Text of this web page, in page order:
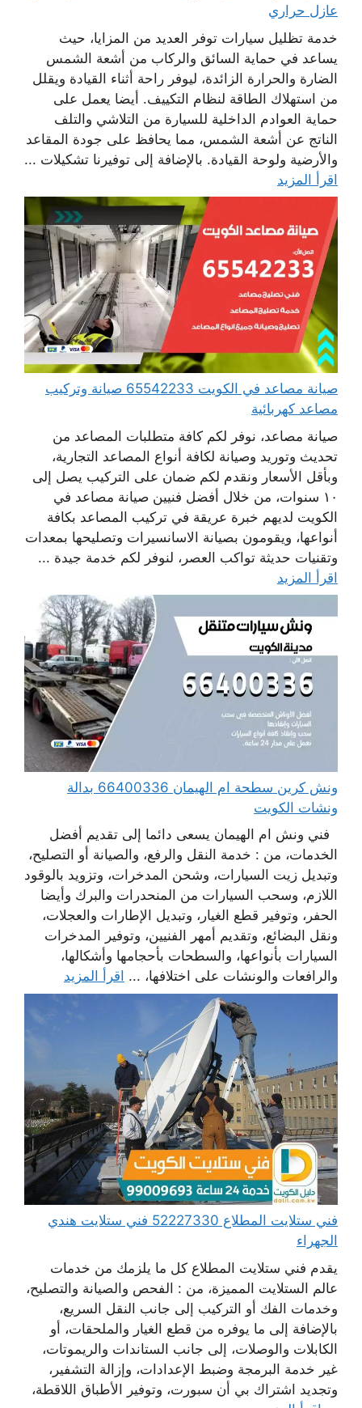
عازل حراري
خدمة تظليل سيارات توفر العديد من المزايا، حيث
يساعد في حماية السائق والركاب من أشعة الشمس
الضارة والحرارة الزائدة، ليوفر راحة أثناء القيادة ويقلل
من استهلاك الطاقة لنظام التكييف. أيضا يعمل على
حماية العوادم الداخلية للسيارة من التلاشي والتلف
الناتج عن أشعة الشمس، مما يحافظ على جودة المقاعد
والأرضية ولوحة القيادة. بالإضافة إلى توفيرنا تشكيلات ...
اقرأ المزيد
صيانة مصاعد في الكويت 65542233 صيانة وتركيب
مصاعد كهربائية
صيانة مصاعد، نوفر لكم كافة متطلبات المصاعد من
تحديث وتوريد وصيانة لكافة أنواع المصاعد التجارية،
وبأقل الأسعار ونقدم لكم ضمان على التركيب يصل إلى
١٠ سنوات، من خلال أفضل فنيين صيانة مصاعد في
الكويت لديهم خبرة عريقة في تركيب المصاعد بكافة
أنواعها، ويقومون بصيانة الاسانسيرات وتصليحها بمعدات
وتقنيات حديثة تواكب العصر، لنوفر لكم خدمة جيدة ...
اقرأ المزيد
ونش كرين سطحة ام الهيمان 66400336 بدالة
ونشات الكويت
فني ونش ام الهيمان يسعى دائما إلى تقديم أفضل
الخدمات، من : خدمة النقل والرفع، والصيانة أو التصليح،
وتبديل زيت السيارات، وشحن المدخرات، وتزويد بالوقود
اللازم، وسحب السيارات من المنحدرات والبرك وأيضا
الحفر، وتوفير قطع الغيار، وتبديل الإطارات والعجلات،
ونقل البضائع، وتقديم أمهر الفنيين، وتوفير المدخرات
السيارات بأنواعها، والسطحات بأحجامها وأشكالها،
والرافعات والونشات على اختلافها، ... اقرأ المزيد
فني ستلايت المطلاع 52227330 فني ستلايت هندي
الجهراء
يقدم فني ستلايت المطلاع كل ما يلزمك من خدمات
عالم الستلايت المميزة، من : الفحص والصيانة والتصليح،
وخدمات الفك أو التركيب إلى جانب النقل السريع،
بالإضافة إلى ما يوفره من قطع الغيار والملحقات، أو
الكابلات والوصلات، إلى جانب الستاندات والريموتات،
غير خدمة البرمجة وضبط الإعدادات، وإزالة التشفير،
وتجديد اشتراك بي أن سبورت، وتوفير الأطباق اللاقطة،